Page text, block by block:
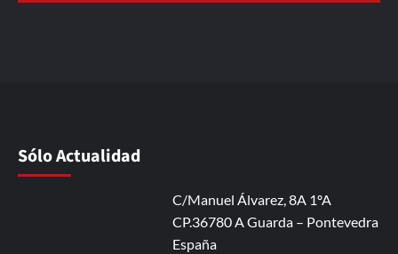
Sólo Actualidad
C/Manuel Álvarez, 8A 1ºA
CP.36780 A Guarda – Pontevedra
España